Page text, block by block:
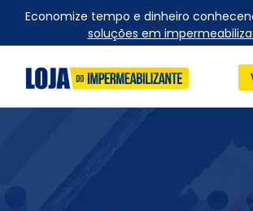
Economize tempo e dinheiro
soluções em